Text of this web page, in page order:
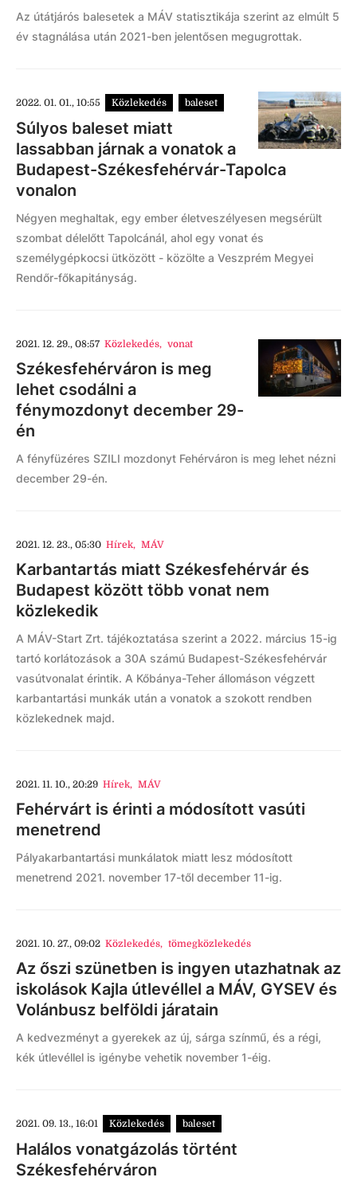
Az útátjárós balesetek a MÁV statisztikája szerint az elmúlt 5
év stagnálása után 2021-ben jelentősen megugrottak.
2022. 01. 01., 10:55 Közlekedés baleset
Súlyos baleset miatt
lassabban járnak a vonatok a
Budapest-Székesfehérvár-Tapolca
vonalon
Négyen meghaltak, egy ember életveszélyesen megsérült
szombat délelőtt Tapolcánál, ahol egy vonat és
személygépkocsi ütközött - közölte a Veszprém Megyei
Rendőr-főkapitányság.
2021. 12. 29., 08:57 Közlekedés, vonat
Székesfehérváron is meg
lehet csodálni a
fénymozdonyt december 29-
én
A fényfüzéres SZILI mozdonyt Fehérváron is meg lehet nézni
december 29-én.
2021. 12. 23., 05:30 Hírek, MÁV
Karbantartás miatt Székesfehérvár és
Budapest között több vonat nem
közlekedik
A MÁV-Start Zrt. tájékoztatása szerint a 2022. március 15-ig
tartó korlátozások a 30A számú Budapest-Székesfehérvár
vasútvonalat érintik. A Kőbánya-Teher állomáson végzett
karbantartási munkák után a vonatok a szokott rendben
közlekednek majd.
2021. 11. 10., 20:29 Hírek, MÁV
Fehérvárt is érinti a módosított vasúti
menetrend
Pályakarbantartási munkálatok miatt lesz módosított
menetrend 2021. november 17-től december 11-ig.
2021. 10. 27., 09:02 Közlekedés, tömegközlekedés
Az őszi szünetben is ingyen utazhatnak az
iskolások Kajla útlevéllel a MÁV, GYSEV és
Volánbusz belföldi járatain
A kedvezményt a gyerekek az új, sárga színmű, és a régi,
kék útlevéllel is igénybe vehetik november 1-éig.
2021. 09. 13., 16:01 Közlekedés baleset
Halálos vonatgázolás történt
Székesfehérváron